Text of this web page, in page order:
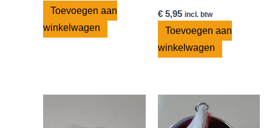
Toevoegen aan
winkelwagen
€5,95 incl. btw
Toevoegen aan
winkelwagen